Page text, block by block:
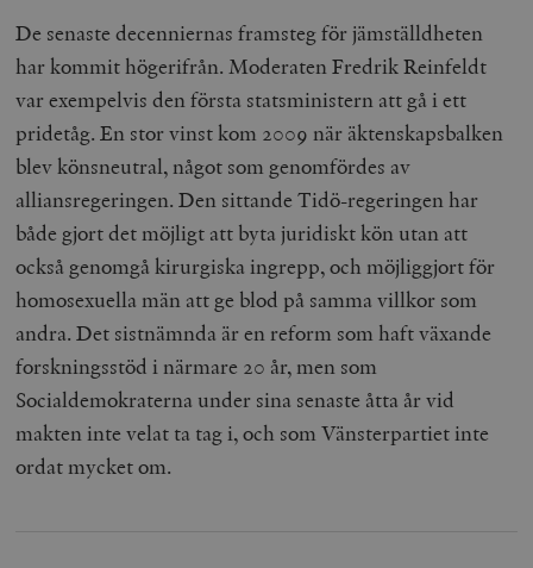
De senaste decenniernas framsteg för jämställdheten
har kommit högerifrån. Moderaten Fredrik Reinfeldt
var exempelvis den första statsministern att gå i ett
pridetåg. En stor vinst kom 2009 när äktenskapsbalken
blev könsneutral, något som genomfördes av
alliansregeringen. Den sittande Tidö-regeringen har
både gjort det möjligt att byta juridiskt kön utan att
också genomgå kirurgiska ingrepp, och möjliggjort för
homosexuella män att ge blod på samma villkor som
andra. Det sistnämnda är en reform som haft växande
forskningsstöd i närmare 20 år, men som
Socialdemokraterna under sina senaste åtta år vid
makten inte velat ta tag i, och som Vänsterpartiet inte
ordat mycket om.